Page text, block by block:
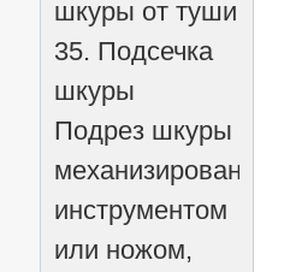
шкуры от туши
35. Подсечка
шкуры
Подрез шкуры
инструментом
или ножом,